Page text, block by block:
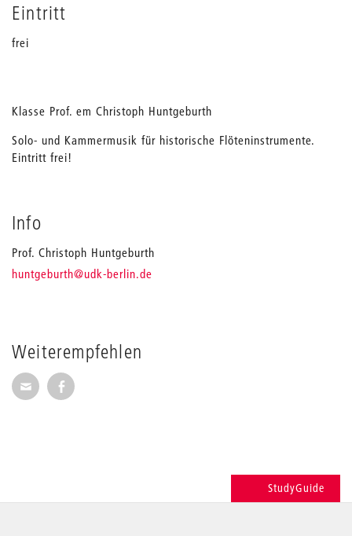
Eintritt
frei
Weiterempfehlen
Seite per E-Mail weiterempfehlen
Seite auf Facebook weiterempfehlen
Klasse Prof. em Christoph Huntgeburth
Solo- und Kammermusik für historische Flöteninstrumente.
Eintritt frei!
Info
Prof. Christoph Huntgeburth
huntgeburth_
@udk-berlin.de
StudyGuide